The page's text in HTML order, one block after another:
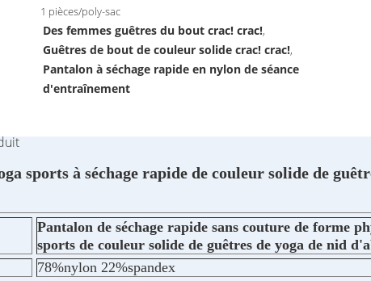
1 pièces/poly-sac
Des femmes guêtres du bout crac! crac!,
Guêtres de bout de couleur solide crac! crac!,
Pantalon à séchage rapide en nylon de séance
d'entraînement
sports à séchage rapide de couleur solide de
Pantalon de séchage rapide sans couture de forme
sports de couleur solide de guêtres de yoga de nid
78%nylon 22%spandex